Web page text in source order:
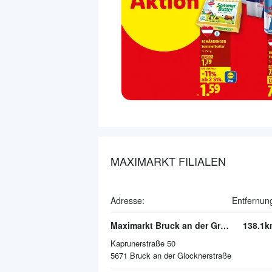
MAXIMARKT FILIALEN
Adresse:
Maximarkt Bruck an der Großglocknerstraße
Kaprunerstraße 50
5671 Bruck an der Glocknerstraße